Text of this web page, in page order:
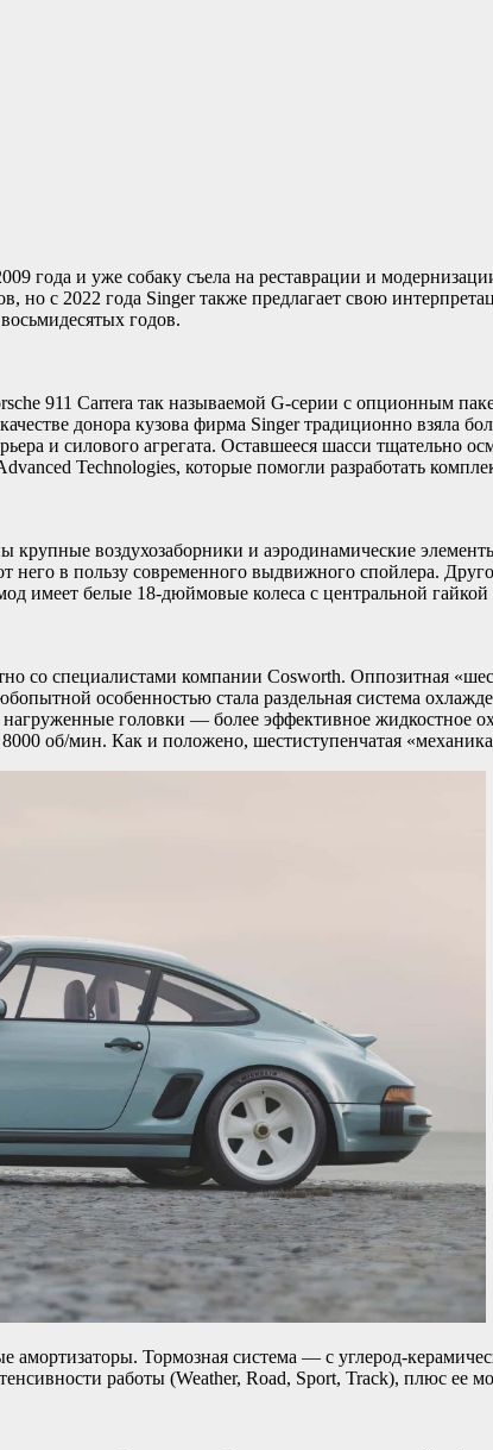
года и уже собаку съела на реставрации и
но с 2022 года Singer также предлагает свою
годов.
911 Carrera так называемой G-серии с опционным
донора кузова фирма Singer традиционно взяла
и силового агрегата. Оставшееся шасси тщательно
Technologies, которые помогли разработать
крупные воздухозаборники и аэродинамические
него в пользу современного выдвижного спойлера.
имеет белые 18-дюймовые колеса с центральной
со специалистами компании Cosworth. Оппозитная
особенностью стала раздельная система
головки — более эффективное жидкостное
8000 об/мин. Как и положено, шестиступенчатая
амортизаторы. Тормозная система — с углерод-
работы (Weather, Road, Sport, Track), плюс ее